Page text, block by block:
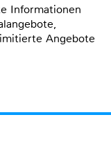
Informationen
Angebote